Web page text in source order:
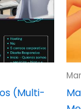
(Multi-